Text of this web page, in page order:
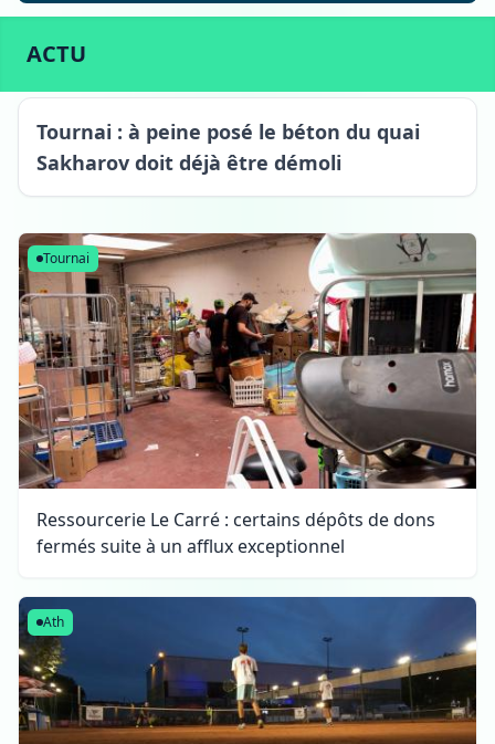
ACTU
Tournai : à peine posé le béton du quai
Sakharov doit déjà être démoli
Tournai
Ressourcerie Le Carré : certains dépôts de dons
fermés suite à un afflux exceptionnel
Ath